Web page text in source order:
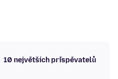
10 největších přispěvatelů